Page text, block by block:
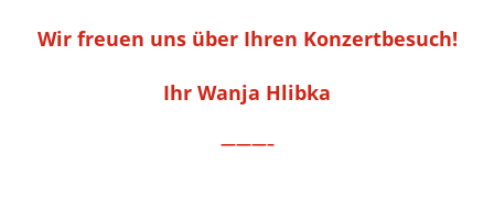
Wir freuen uns über Ihren Konzertbesuch!
Ihr Wanja Hlibka
———–